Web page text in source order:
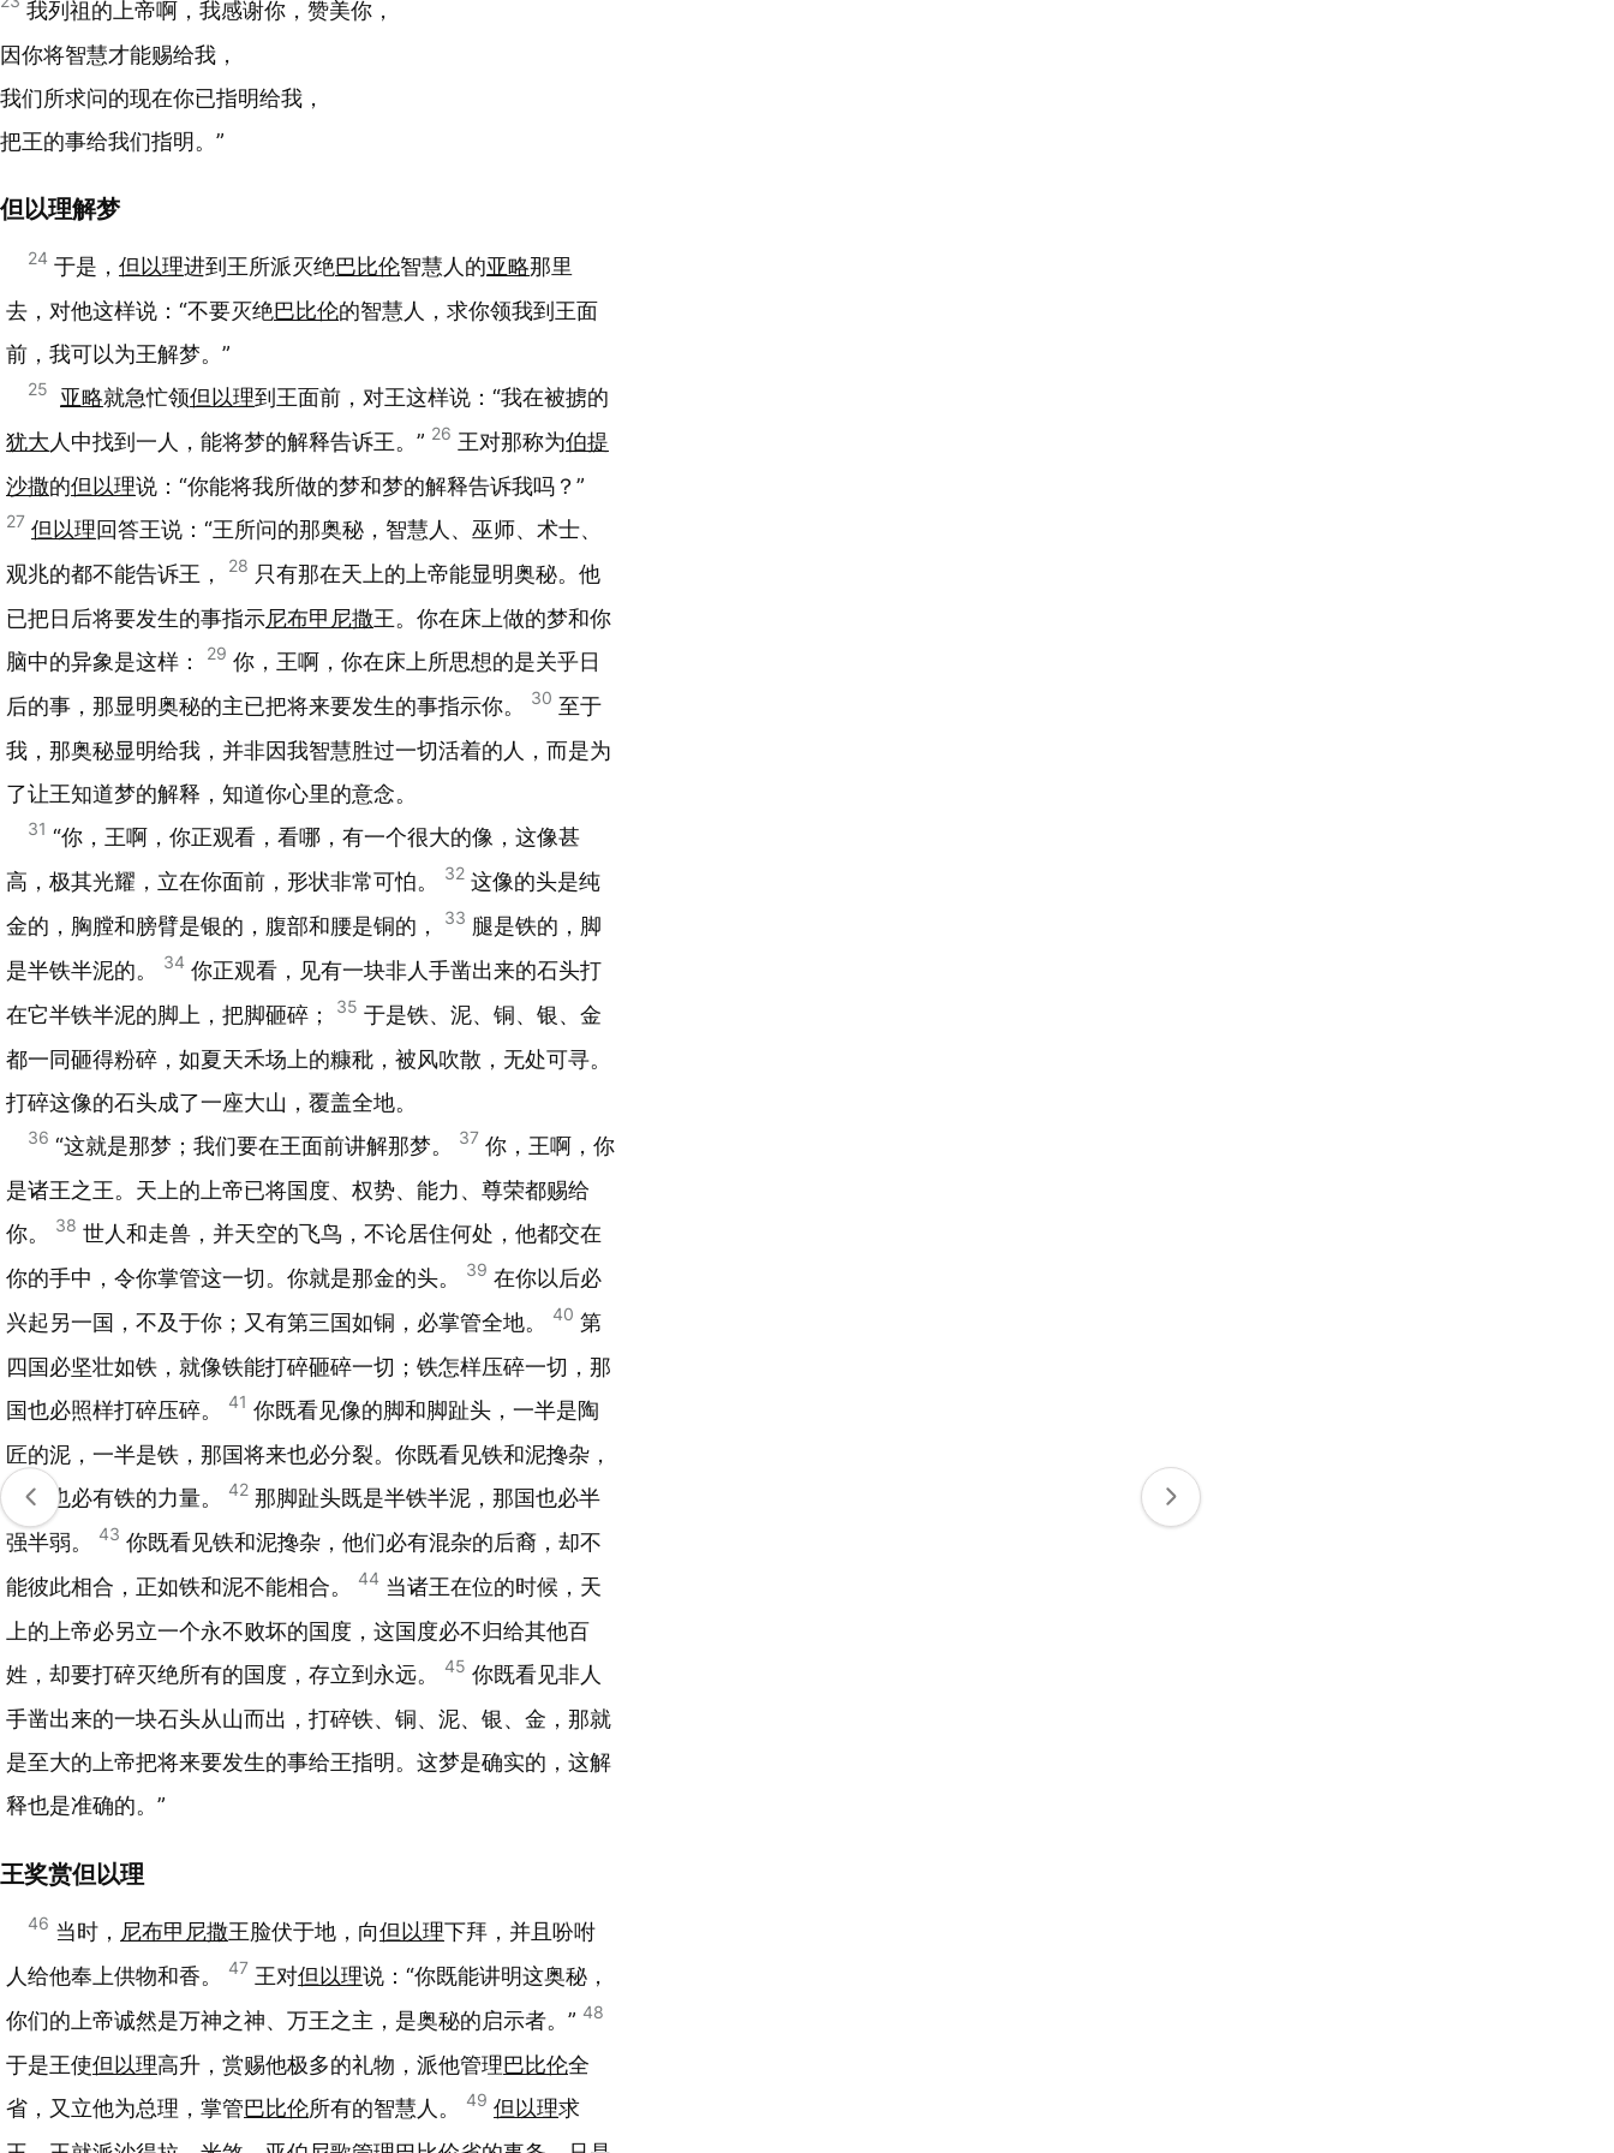
我列祖的上帝啊，我感谢你，赞美你，
因你将智慧才能赐给我，
我们所求问的现在你已指明给我，
把王的事给我们指明。”
但以理解梦
24 于是， 但以理进到王所派灭绝巴比伦智慧人的亚略那里
去，对他这样说：“不要灭绝巴比伦的智慧人，求你领我到王面
前，我可以为王解梦。”
25 亚略就急忙领但以理到王面前，对王这样说：“我在被掳的
犹大人中找到一人，能将梦的解释告诉王。” 26 王对那称为伯提
沙撒的但以理说：“你能将我所做的梦和梦的解释告诉我吗？”
27 但以理回答王说：“王所问的那奥秘，智慧人、巫师、术士、
观兆的都不能告诉王，
28 只有那在天上的上帝能显明奥秘。他
已把日后将要发生的事指示尼布甲尼撒王。你在床上做的梦和你
脑中的异象是这样：
29 你，王啊，你在床上所思想的是关乎日
后的事，那显明奥秘的主已把将来要发生的事指示你。
30 至于
我，那奥秘显明给我，并非因我智慧胜过一切活着的人，而是为
了让王知道梦的解释，知道你心里的意念。
31 “你，王啊，你正观看，看哪，有一个很大的像，这像甚
高，极其光耀，立在你面前，形状非常可怕。
32 这像的头是纯
金的，胸膛和膀臂是银的，腹部和腰是铜的，
33 腿是铁的，脚
是半铁半泥的。
34 你正观看，见有一块非人手凿出来的石头打
在它半铁半泥的脚上，把脚砸碎；
35 于是铁、泥、铜、银、金
都一同砸得粉碎，如夏天禾场上的糠秕，被风吹散，无处可寻。
打碎这像的石头成了一座大山，覆盖全地。
36 “这就是那梦；我们要在王面前讲解那梦。 37 你，王啊，你
是诸王之王。天上的上帝已将国度、权势、能力、尊荣都赐给
你。
38 世人和走兽，并天空的飞鸟，不论居住何处，他都交在
你的手中，令你掌管这一切。你就是那金的头。
39 在你以后必
兴起另一国，不及于你；又有第三国如铜，必掌管全地。
40 第
四国必坚壮如铁，就像铁能打碎砸碎一切；铁怎样压碎一切，那
国也必照样打碎压碎。
41 你既看见像的脚和脚趾头，一半是陶
匠的泥，一半是铁，那国将来也必分裂。你既看见铁和泥搀杂，
那国也必有铁的力量。
42 那脚趾头既是半铁半泥，那国也必半
强半弱。
43 你既看见铁和泥搀杂，他们必有混杂的后裔，却不
能彼此相合，正如铁和泥不能相合。
44 当诸王在位的时候，天
上的上帝必另立一个永不败坏的国度，这国度必不归给其他百
姓，却要打碎灭绝所有的国度，存立到永远。
45 你既看见非人
手凿出来的一块石头从山而出，打碎铁、铜、泥、银、金，那就
是至大的上帝把将来要发生的事给王指明。这梦是确实的，这解
释也是准确的。”
王奖赏但以理
46 当时， 尼布甲尼撒王脸伏于地，向但以理下拜，并且吩咐
人给他奉上供物和香。
47 王对但以理说：“你既能讲明这奥秘，
你们的上帝诚然是万神之神、万王之主，是奥秘的启示者。” 48
于是王使但以理高升，赏赐他极多的礼物，派他管理巴比伦全
省，又立他为总理，掌管巴比伦所有的智慧人。 49 但以理求